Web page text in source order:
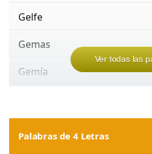
Gelfe
Gemas
Gemía
Ver todas las
Palabras de 4 Letras